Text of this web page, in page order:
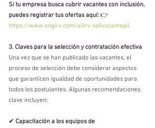
Si tu empresa busca cubrir vacantes con inclusión,
puedes registrar tus ofertas aquí: 👉
https://www.ongirv.com/ailirv-solivacantepil
3. Claves para la selección y contratación efectiva
Una vez que se han publicado las vacantes, el
proceso de selección debe considerar aspectos
que garanticen igualdad de oportunidades para
todos los postulantes. Algunas recomendaciones
clave incluyen:
✔ Capacitación a los equipos de